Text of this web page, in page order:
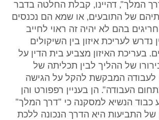
המלך", דהיינו, קבלת החלטה בדבר
של התובעים, או שמא הם נכנסים
בהם לא יהיה זה ראוי לחייב
נדרש לעריכת איזון בין השיקולים
בעריכת האיזון מצביע בית הדין על
של ההליך לבין תכליתה של
לעבודה המבקשת להקל על הגישה
העבודה". הן בעניין רפפורט והן
כבוד הנשיא למסקנה כי "דרך המלך"
של התביעות היא הדרך הנכונה ללכת